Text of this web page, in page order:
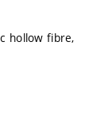
hollow fibre,